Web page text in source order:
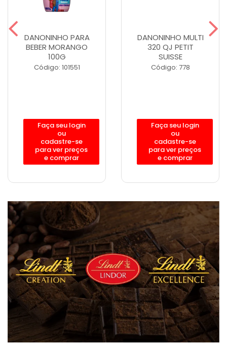
DANONINHO PARA
BEBER MORANGO
100G
Código: 101551
Faça seu login
ou
cadastre-se
para ver preços
e comprar
DANONINHO MULTI
320 QJ PETIT
SUISSE
Código: 778
Faça seu login
ou
cadastre-se
para ver preços
e comprar